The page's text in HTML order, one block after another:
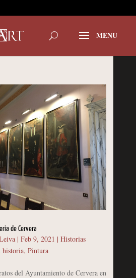
de Cervera
| Feb 9, 2021 | Historias
historia, Pintura
del Ayuntamiento de Cervera en